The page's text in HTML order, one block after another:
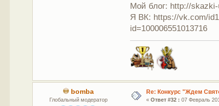
Мой блог: http://
Я ВК: https://vk.com/
id=100006551013716
bomba
Глобальный модератор
Re: Конкурс "Ждем
« Ответ #32 : 07 Февраль